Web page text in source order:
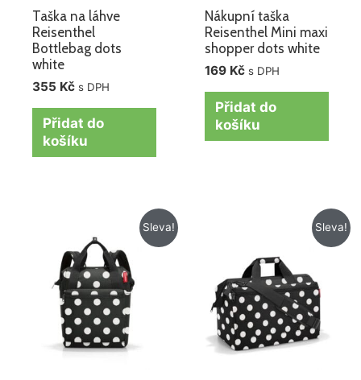
Taška na láhve
Reisenthel
Bottlebag dots
white
355 Kč s DPH
Přidat do
košíku
Nákupní taška
Reisenthel Mini maxi
shopper dots white
169 Kč s DPH
Přidat do
košíku
Sleva!
cena
byla:
1
275 Kč.
Aktuální
cena
149 Kč.
Sleva!
1
345 Kč.
Aktuální
cena
245 Kč.